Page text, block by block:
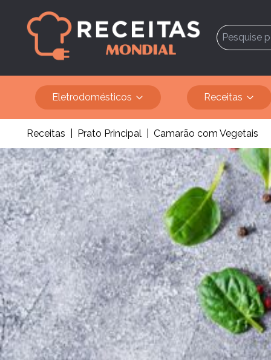
Eletrodomésticos Receitas
Receitas Prato Principal Camarão com Vegetais